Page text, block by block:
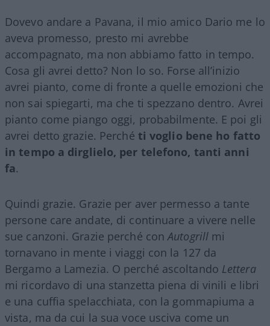
Dovevo andare a Pavana, il mio amico Dario me lo
aveva promesso, presto mi avrebbe
accompagnato, ma non abbiamo fatto in tempo.
Cosa gli avrei detto? Non lo so. Forse all’inizio
avrei pianto, come di fronte a quelle emozioni che
non sai spiegarti, ma che ti spezzano dentro. Avrei
pianto come piango oggi, probabilmente. E poi gli
avrei detto grazie. Perché ti voglio bene ho fatto
in tempo a dirglielo, per telefono, tanti anni
fa.
Quindi grazie. Grazie per aver permesso a tante
persone care andate, di continuare a vivere nelle
sue canzoni. Grazie perché conAutogrill mi
tornavano in mente i viaggi con la 127 da
Bergamo a Lamezia. O perché ascoltando Lettera
mi ricordavo di una stanzetta piena di vinili e libri
e una cuffia spelacchiata, con la gommapiuma a
vista, ma da cui la sua voce usciva come un